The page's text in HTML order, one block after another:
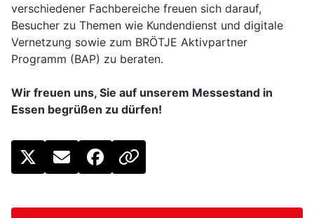
verschiedener Fachbereiche freuen sich darauf,
Besucher zu Themen wie Kundendienst und digitale
Vernetzung sowie zum BRÖTJE Aktivpartner
Programm (BAP) zu beraten.
Wir freuen uns, Sie auf unserem Messestand in
Essen begrüßen zu dürfen!